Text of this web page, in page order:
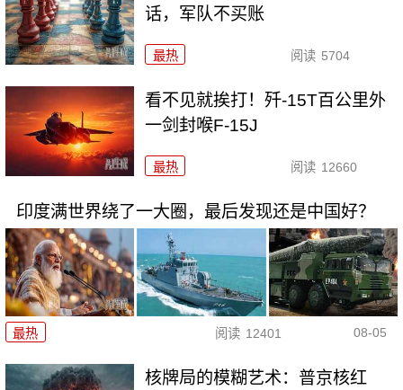
话，军队不买账
最热 阅读 5704
看不见就挨打！歼-15T百公里外
一剑封喉F-15J
最热 阅读 12660
印度满世界绕了一大圈，最后发现还是中国好？
最热 阅读 12401 08-05
核牌局的模糊艺术：普京核红